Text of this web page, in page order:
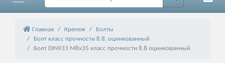
Главная Крепеж
Болты
Болт класс прочности 8.8, оцинкованный
Болт DIN933 М8х35 класс прочности 8.8 оцинкованный